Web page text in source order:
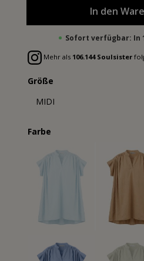
In den
Sofort verfügbar: In
Mehr als 106.144 Soulsister
Größe
MIDI
Farbe